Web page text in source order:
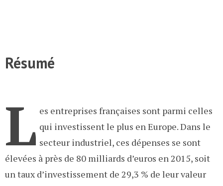
Résumé
L es entreprises françaises sont parmi celles
qui investissent le plus en Europe. Dans le
secteur industriel, ces dépenses se sont
élevées à près de 80 milliards d’euros en 2015, soit
un taux d’investissement de 29,3 % de leur valeur